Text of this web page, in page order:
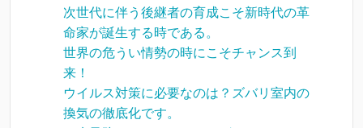
次世代に伴う後継者の育成こそ新時代の革
命家が誕生する時である。
世界の危うい情勢の時にこそチャンス到
来！
ウイルス対策に必要なのは？ズバリ室内の
換気の徹底化です。